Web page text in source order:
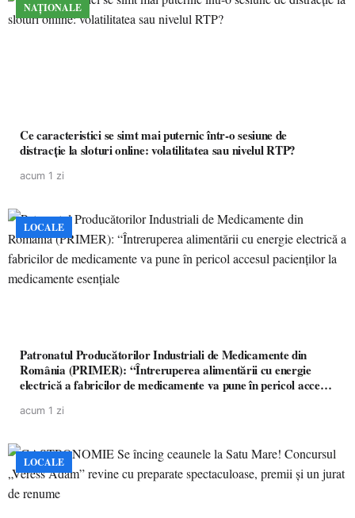
NAȚIONALE
Ce caracteristici se simt mai puternic într-o sesiune de
distracție la sloturi online: volatilitatea sau nivelul RTP?
acum 1 zi
LOCALE
Patronatul Producătorilor Industriali de Medicamente din
România (PRIMER): “Întreruperea alimentării cu energie
electrică a fabricilor de medicamente va pune în pericol accesul
acum 1 zi
LOCALE